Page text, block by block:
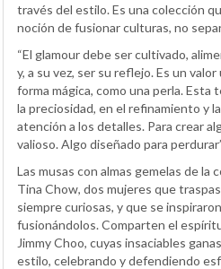
través del estilo. Es una colección
noción de fusionar culturas, no
“El glamour debe ser cultivado,
y, a su vez, ser su reflejo. Es un
forma mágica, como una perla. Esta
la preciosidad, en el refinamiento y
atención a los detalles. Para crear
valioso. Algo diseñado para
Las musas con almas gemelas de
Tina Chow, dos mujeres que
siempre curiosas, y que se
fusionándolos. Comparten el
Jimmy Choo, cuyas insaciables
estilo, celebrando y defendiendo